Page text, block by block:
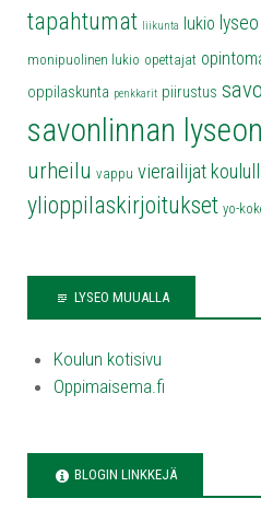
tapahtumat liikunta lukio lyseo
monipuolinen lukio opettajat
oppilaskunta penkkarit piirustus
savonlinnan
urheilu vappu vierailijat
ylioppilaskirjoitukset yo-
LYSEO MUUALLA
Koulun kotisivu
Oppimaisema.fi
BLOGIN LINKKEJÄ